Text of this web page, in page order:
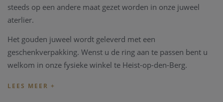
steeds op een andere maat gezet worden in onze juweel
aterlier.
Het gouden juweel wordt geleverd met een
geschenkverpakking. Wenst u de ring aan te passen bent u
welkom in onze fysieke winkel te Heist-op-den-Berg.